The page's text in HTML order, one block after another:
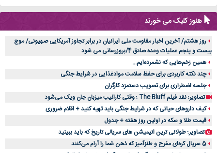
هنوز کلیک می خورند
روز هشتم/ آخرین اخبار مقاومت ملی ایرانیان در برابر تجاوز آمریکایی صهیونی/ موج
بیست و پنجم عملیات وعده صادق 4/بروزرسانی می شود
همین زخم‌هایی که نشمرده‌ایم...
چند نکته کاربردی برای حفظ سلامت موادغذایی در شرایط جنگی
جلسه اضطراری برای تصویب دستمزد کارگران
تصاویر؛ نقد فیلم The Bluff ؛ وقتی کارائیب میزبان جان ویک می‌شود
کیف داروهای حیاتی که در شرایط جنگی باید تهیه کنید + اقلام ضروری
قیمت طلا و سکه در اولین روز هفته + جدول
تصاویر؛ طولانی ترین انیمیشن های سریالی تاریخ که باید ببینید
5 سریال کره‌ای مفرح و طنزآمیز که ذهن شما را آرام می‌کنند